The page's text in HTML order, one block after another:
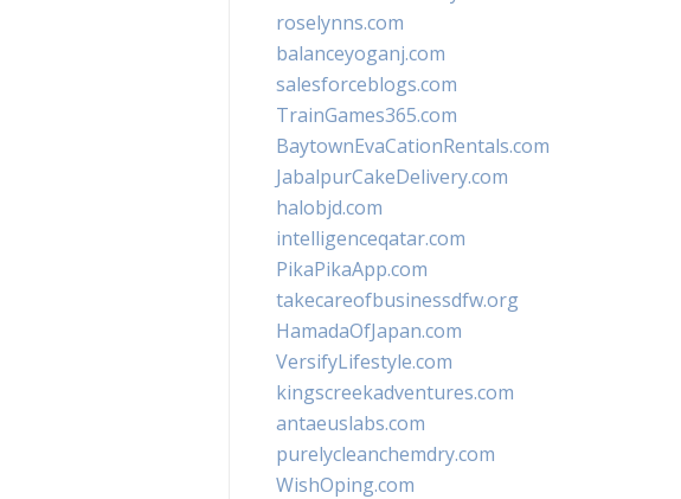
roselynns.com
balanceyoganj.com
salesforceblogs.com
TrainGames365.com
BaytownEvaCationRentals.com
JabalpurCakeDelivery.com
halobjd.com
intelligenceqatar.com
PikaPikaApp.com
takecareofbusinessdfw.org
HamadaOfJapan.com
VersifyLifestyle.com
kingscreekadventures.com
antaeuslabs.com
purelycleanchemdry.com
WishOping.com